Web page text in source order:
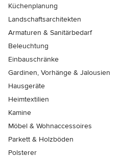
Küchenplanung
Landschaftsarchitekten
Armaturen & Sanitärbedarf
Beleuchtung
Einbauschränke
Gardinen, Vorhänge & Jalousien
Hausgeräte
Heimtextilien
Kamine
Möbel & Wohnaccessoires
Parkett & Holzböden
Polsterer